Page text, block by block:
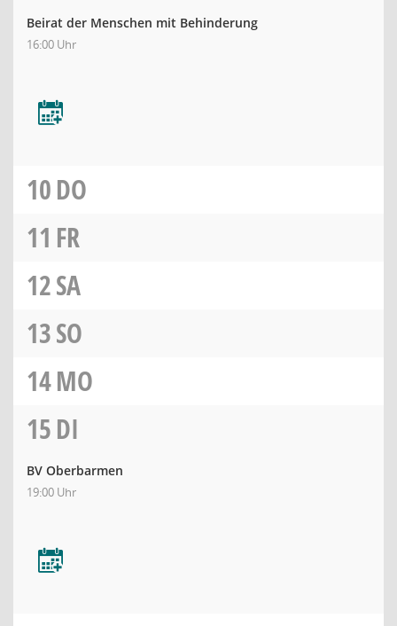
Beirat der Menschen mit Behinderung
16:00 Uhr
10DO
11 FR
12SA
13SO
14MO
15DI
BV Oberbarmen
19:00 Uhr